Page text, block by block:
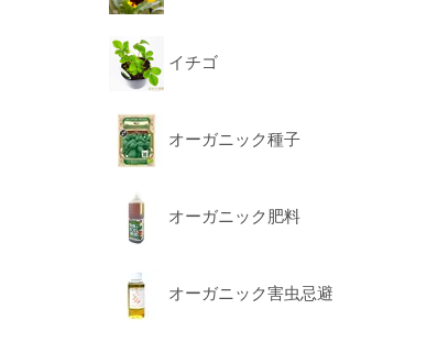
イチゴ
オーガニック種子
オーガニック肥料
オーガニック害虫忌避